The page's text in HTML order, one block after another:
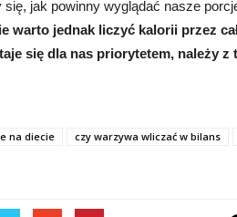
jak powinny wyglądać nasze
warto jednak liczyć kalorii przez
się dla nas priorytetem, należy z
na diecie czy warzywa wliczać w bilans